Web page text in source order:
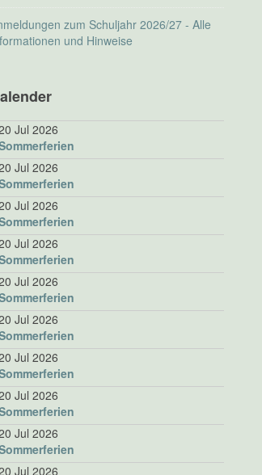
zum Schuljahr 2026/27 - Alle
und Hinweise
Jul 2026
Jul 2026
Jul 2026
Jul 2026
Jul 2026
Jul 2026
Jul 2026
Jul 2026
Jul 2026
Jul 2026